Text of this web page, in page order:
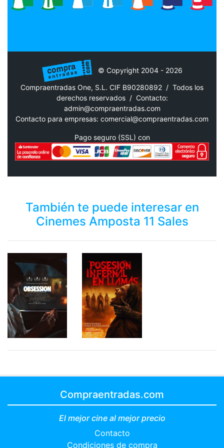
© Copyright 2004 - 2026
Compraentradas One, S.L. CIF B90280892 / Todos los
derechos reservados / Contacto:
admin@compraentradas.com
Contacto para empresas: comercial@compraentradas.com
Pago seguro (SSL) con
También te puede interesar en
Cinemes Amposta 11 Sales
Compraentradas.com
El mejor cine al mejor precio
Contacto
Condiciones de compra